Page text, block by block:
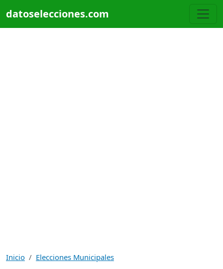
datoselecciones.com
Inicio Elecciones Municipales